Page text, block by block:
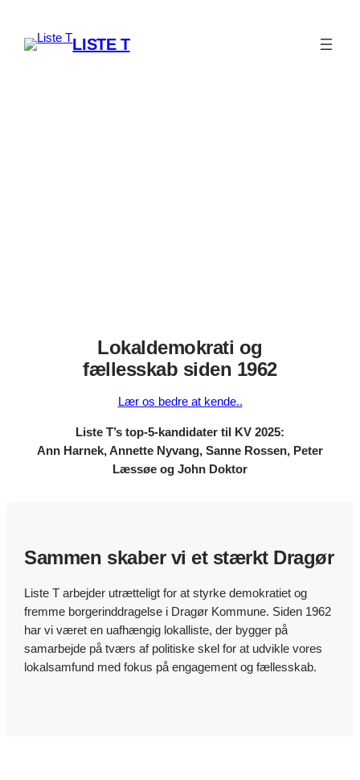
indhold
LISTE T
Lokaldemokrati og
fællesskab siden 1962
Lær os bedre at kende..
Liste T’s top-5-kandidater til KV 2025:
Ann Harnek, Annette Nyvang, Sanne Rossen, Peter
Læssøe og John Doktor
Sammen skaber vi et stærkt Dragør
Liste T arbejder utrætteligt for at styrke demokratiet og
fremme borgerinddragelse i Dragør Kommune. Siden 1962
har vi været en uafhængig lokalliste, der bygger på
samarbejde på tværs af politiske skel for at udvikle vores
lokalsamfund med fokus på engagement og fællesskab.